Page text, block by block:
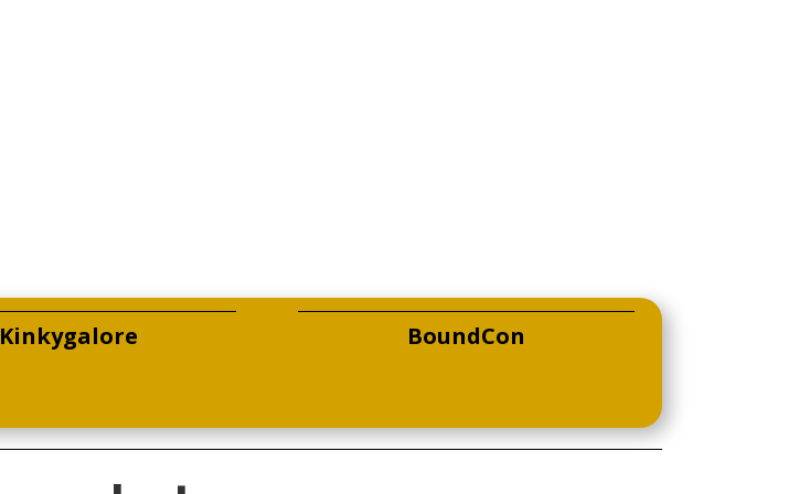
Kinkygalore BoundCon